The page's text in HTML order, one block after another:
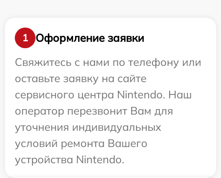
1
Оформление заявки
Свяжитесь с нами по телефону или
оставьте заявку на сайте
сервисного центра Nintendo. Наш
оператор перезвонит Вам для
уточнения индивидуальных
условий ремонта Вашего
устройства Nintendo.